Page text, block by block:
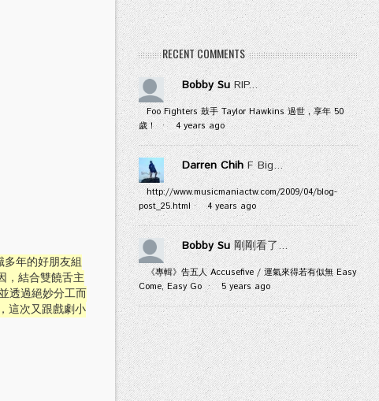
多年的好朋友組
，結合雙饒舌主
透過絕妙分工而
這次又跟戲劇小
RECENT COMMENTS
Bobby Su RIP...
Foo Fighters 鼓手 Taylor Hawkins 過世，享年 50
歲！· 4 years ago
Darren Chih F Big...
http://www.musicmaniactw.com/2009/04/blog-
post_25.html· 4 years ago
Bobby Su 剛剛看了...
《專輯》告五人 Accusefive / 運氣來得若有似無 Easy
Come, Easy Go· 5 years ago